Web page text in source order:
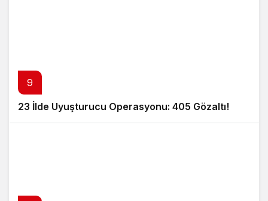
9
23 İlde Uyuşturucu Operasyonu: 405 Gözaltı!